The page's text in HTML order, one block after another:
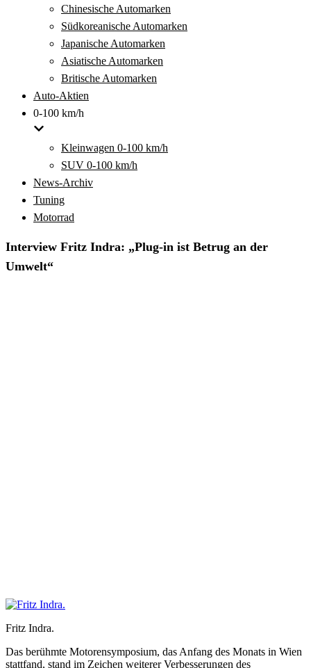
Chinesische Automarken
Südkoreanische Automarken
Japanische Automarken
Asiatische Automarken
Britische Automarken
Auto-Aktien
0-100 km/h
Kleinwagen 0-100 km/h
SUV 0-100 km/h
News-Archiv
Tuning
Motorrad
Interview Fritz Indra: „Plug-in ist Betrug an der
Umwelt“
Fritz Indra.
Das berühmte Motorensymposium, das Anfang des Monats in Wien
stattfand, stand im Zeichen weiterer Verbesserungen des